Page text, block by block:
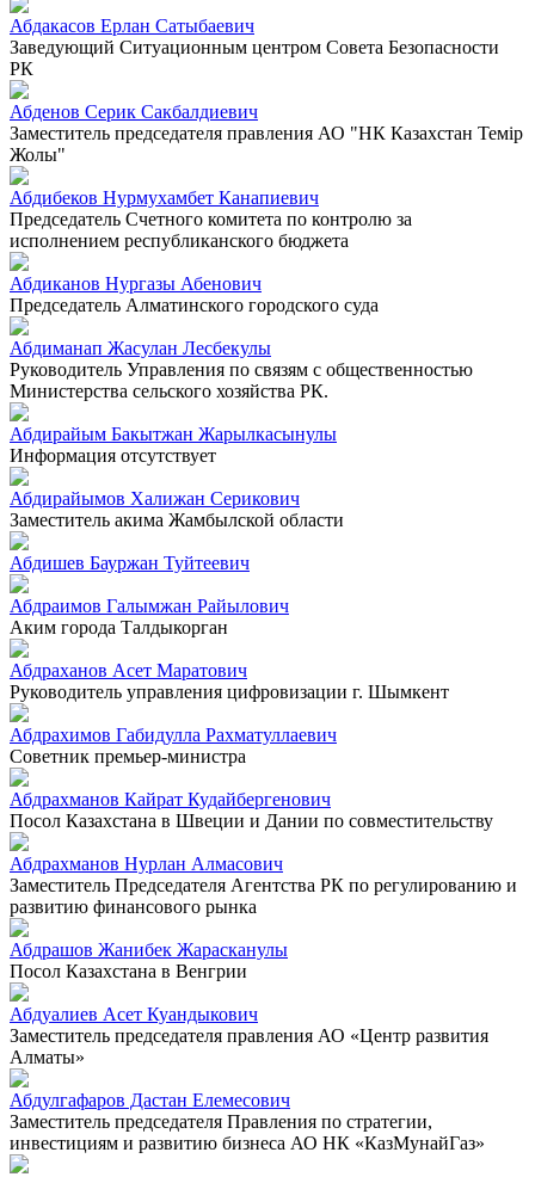
Абдакасов Ерлан Сатыбаевич
Заведующий Ситуационным центром Совета Безопасности
РК
Абденов Серик Сакбалдиевич
Заместитель председателя правления АО "НК Казахстан Темiр
Жолы"
Абдибеков Нурмухамбет Канапиевич
Председатель Счетного комитета по контролю за
исполнением республиканского бюджета
Абдиканов Нургазы Абенович
Председатель Алматинского городского суда
Абдиманап Жасулан Лесбекулы
Руководитель Управления по связям с общественностью
Министерства сельского хозяйства РК.
Абдирайым Бакытжан Жарылкасынулы
Информация отсутствует
Абдирайымов Халижан Серикович
Заместитель акима Жамбылской области
Абдишев Бауржан Туйтеевич
Абдраимов Галымжан Райылович
Аким города Талдыкорган
Абдраханов Асет Маратович
Руководитель управления цифровизации г. Шымкент
Абдрахимов Габидулла Рахматуллаевич
Советник премьер-министра
Абдрахманов Кайрат Кудайбергенович
Посол Казахстана в Швеции и Дании по совместительству
Абдрахманов Нурлан Алмасович
Заместитель Председателя Агентства РК по регулированию и
развитию финансового рынка
Абдрашов Жанибек Жарасканулы
Посол Казахстана в Венгрии
Абдуалиев Асет Куандыкович
Заместитель председателя правления АО «Центр развития
Алматы»
Абдулгафаров Дастан Елемесович
Заместитель председателя Правления по стратегии,
инвестициям и развитию бизнеса АО НК «КазМунайГаз»